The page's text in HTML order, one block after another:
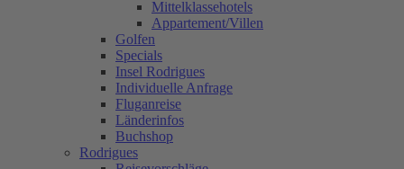
Mittelklassehotels
Appartement/Villen
Golfen
Specials
Insel Rodrigues
Individuelle Anfrage
Fluganreise
Länderinfos
Buchshop
Rodrigues